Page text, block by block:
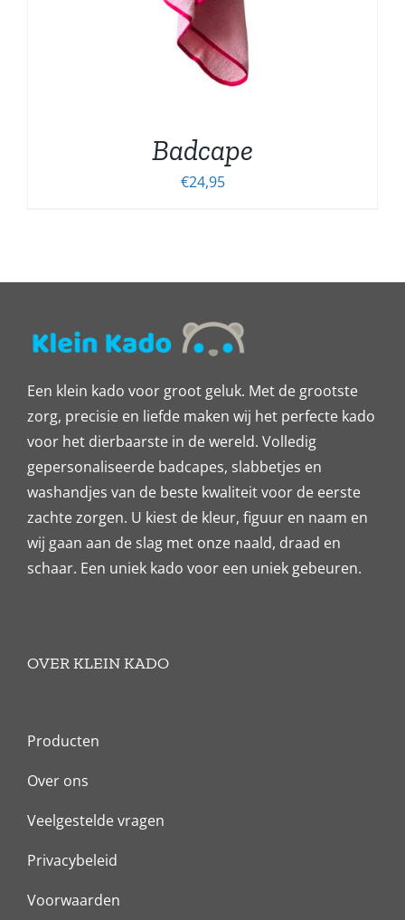
Badcape
€24,95
Een klein kado voor groot geluk. Met de grootste
zorg, precisie en liefde maken wij het perfecte kado
voor het dierbaarste in de wereld. Volledig
gepersonaliseerde badcapes, slabbetjes en
washandjes van de beste kwaliteit voor de eerste
zachte zorgen. U kiest de kleur, figuur en naam en
wij gaan aan de slag met onze naald, draad en
schaar. Een uniek kado voor een uniek gebeuren.
OVER KLEIN KADO
Producten
Over ons
Veelgestelde vragen
Privacybeleid
Voorwaarden